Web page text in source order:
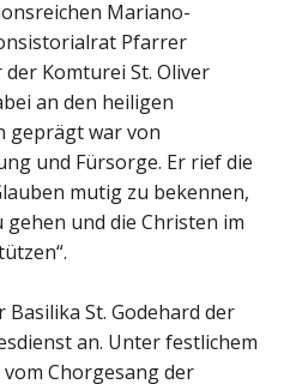
Mariano-
Pfarrer
Komturei St. Oliver
an den heiligen
geprägt war von
und Fürsorge. Er rief die
mutig zu bekennen,
und die Christen im
Basilika St. Godehard der
an. Unter festlichem
Chorgesang der